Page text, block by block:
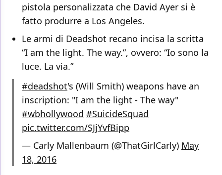
pistola personalizzata che David Ayer si è
fatto produrre a Los Angeles.
Le armi di Deadshot recano incisa la scritta
“I am the light. The way.”, ovvero: “Io sono la
luce. La via.”
#deadshot's (Will Smith) weapons have an
inscription: "I am the light - The way"
#wbhollywood #SuicideSquad
pic.twitter.com/SJjYvfBipp
— Carly Mallenbaum (@ThatGirlCarly) May
18, 2016